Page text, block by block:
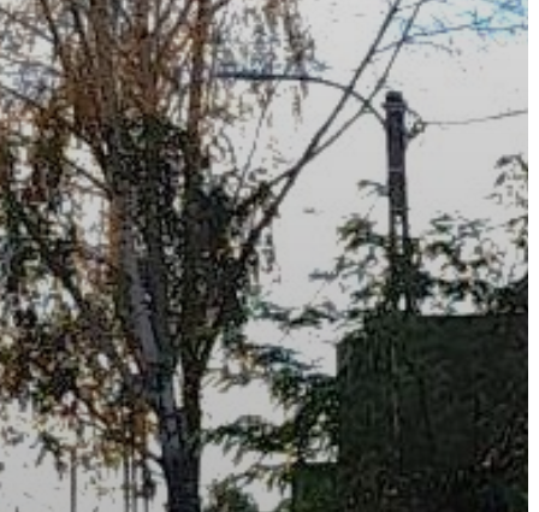
KVÍZ
A
VÁROS
PÉNZÜGYEI
KÖLTSÉGVETÉSI
RENDELETEK